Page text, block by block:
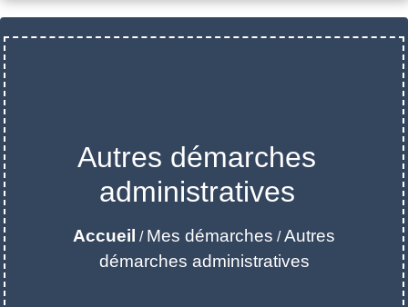
Autres démarches
administratives
Accueil / Mes démarches /Autres
démarches administratives